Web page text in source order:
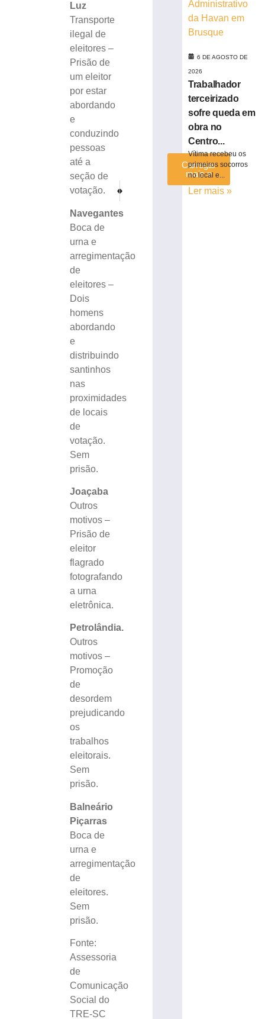
Luz
Transporte
ilegal de
eleitores –
Prisão de
um eleitor
por estar
abordando
e
conduzindo
pessoas
até a
seção de
votação.
Navegantes
Boca de
urna e
arregimentação
de
eleitores –
Dois
homens
abordando
e
distribuindo
santinhos
nas
proximidades
de locais
de
votação.
Sem
prisão.
Joaçaba
Outros
motivos –
Prisão de
eleitor
flagrado
fotografando
a urna
eletrônica.
Petrolândia.
Outros
motivos –
Promoção
de
desordem
prejudicando
os
trabalhos
eleitorais.
Sem
prisão.
Balneário
Piçarras
Boca de
urna e
arregimentação
de
eleitores.
Sem
prisão.
Fonte:
Assessoria
de
Comunicação
Social do
TRE-SC
ANTERIOR
anos
agosto
Carregar
mais »
6 DE AGOSTO DE
2026
Trabalhador
terceirizado
sofre queda em
obra no
Centro...
Vítima recebeu os
primeiros socorros
no local e...
Ler mais »